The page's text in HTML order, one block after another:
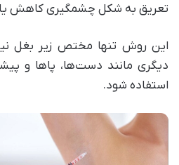
تعریق به شکل چشمگیری کاهش
این روش تنها مختص زیر بغل
دیگری مانند دست‌ها، پاها و
استفاده شود.